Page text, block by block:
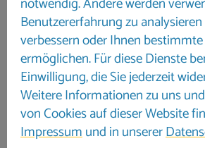
Benutzererfahrung zu
verbessern oder Ihnen
ermöglichen. Für diese Dienste
Einwilligung, die Sie jederzeit
Weitere Informationen zu uns
von Cookies auf dieser Website
Impressumund in unserer